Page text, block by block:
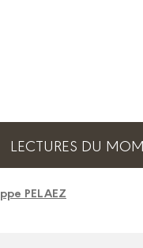
LECTURES DU
PELAEZ